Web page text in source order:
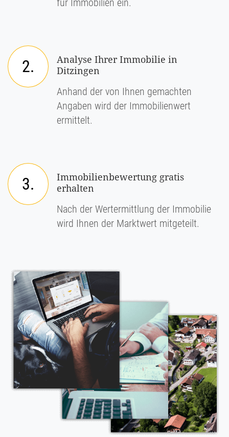
für Immobilien ein.
2.
Analyse Ihrer Immobilie in
Ditzingen
Anhand der von Ihnen gemachten
Angaben wird der Immobilienwert
ermittelt.
3.
Immobilienbewertung gratis
erhalten
Nach der Wertermittlung der Immobilie
wird Ihnen der Marktwert mitgeteilt.